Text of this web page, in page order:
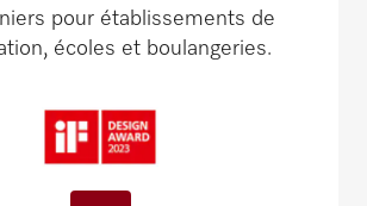
pour établissements de
écoles et boulangeries.